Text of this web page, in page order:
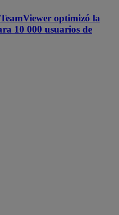
optimizó la
10 000 usuarios de